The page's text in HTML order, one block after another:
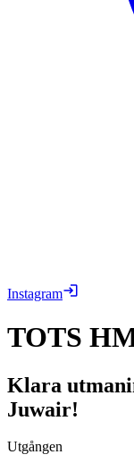
Instagram
TOTS
Klara
Juwair!
Utgången